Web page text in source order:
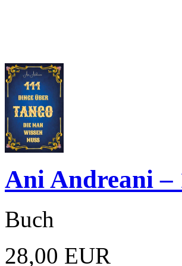
Ani Andreani –
Buch
28,00 EUR